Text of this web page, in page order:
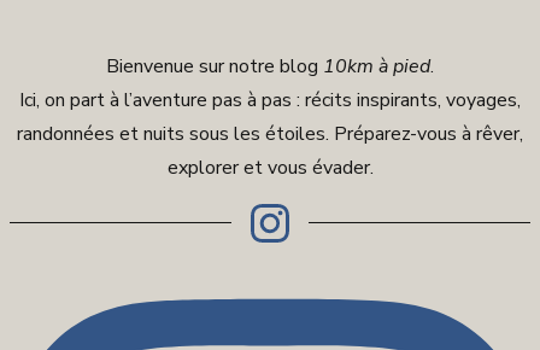
Bienvenue sur notre blog 10km à pied.
Ici, on part à l’aventure pas à pas : récits inspirants, voyages,
randonnées et nuits sous les étoiles. Préparez-vous à rêver,
explorer et vous évader.